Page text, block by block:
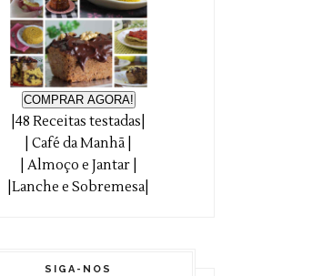
COMPRAR AGORA!
|48 Receitas testadas|
| Café da Manhã |
| Almoço e Jantar |
|Lanche e Sobremesa|
SIGA-NOS